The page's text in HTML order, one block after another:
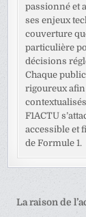
passionné et
ses enjeux
couverture
particulière
décisions
Chaque
rigoureux
F1ACTU
accessible et
de Formule 1.
La raison de